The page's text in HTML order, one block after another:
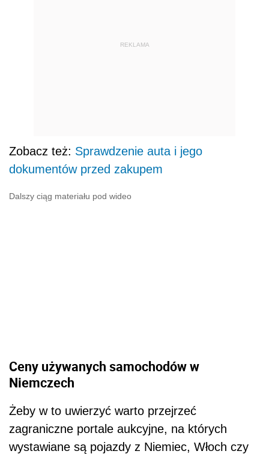
REKLAMA
Zobacz też: Sprawdzenie auta i jego
dokumentów przed zakupem
Dalszy ciąg materiału pod wideo
Ceny używanych samochodów w
Niemczech
Żeby w to uwierzyć warto przejrzeć
zagraniczne portale aukcyjne, na których
wystawiane są pojazdy z Niemiec, Włoch czy